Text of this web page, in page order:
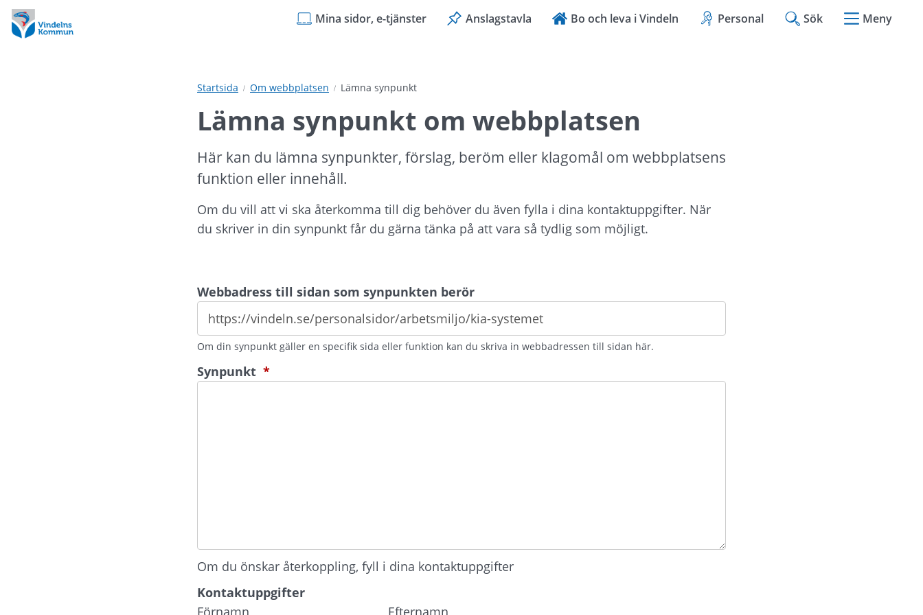
Hoppa
till
innehåll
Hoppa
till
undermeny
Mina sidor, e-tjänster Anslagstavla Bo och leva i Vindeln Personal Sök Meny
Startsida Om webbplatsen Lämna synpunkt
Lämna synpunkt om webbplatsen
Här kan du lämna synpunkter, förslag, beröm eller klagomål om webbplatsens
funktion eller innehåll.
Om du vill att vi ska återkomma till dig behöver du även fylla i dina kontaktuppgifter. När
du skriver in din synpunkt får du gärna tänka på att vara så tydlig som möjligt.
Webbadress till sidan som synpunkten berör
Om din synpunkt gäller en specifik sida eller funktion kan du skriva in webbadressen till sidan här.
Synpunkt *(obligatorisk)
Om du önskar återkoppling, fyll i dina kontaktuppgifter
Kontaktuppgifter
Kontaktuppgifter
Förnamn Efternamn